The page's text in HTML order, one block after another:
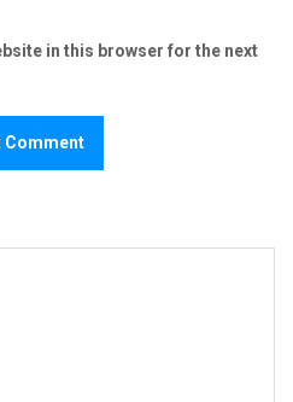
in this browser for the next